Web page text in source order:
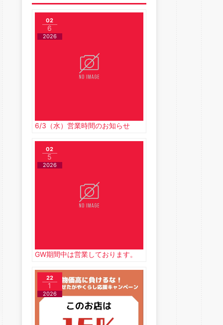
6/3（水）営業時間のお知らせ
02
6
2026
GW期間中は営業しております。
02
5
2026
22
1
2026